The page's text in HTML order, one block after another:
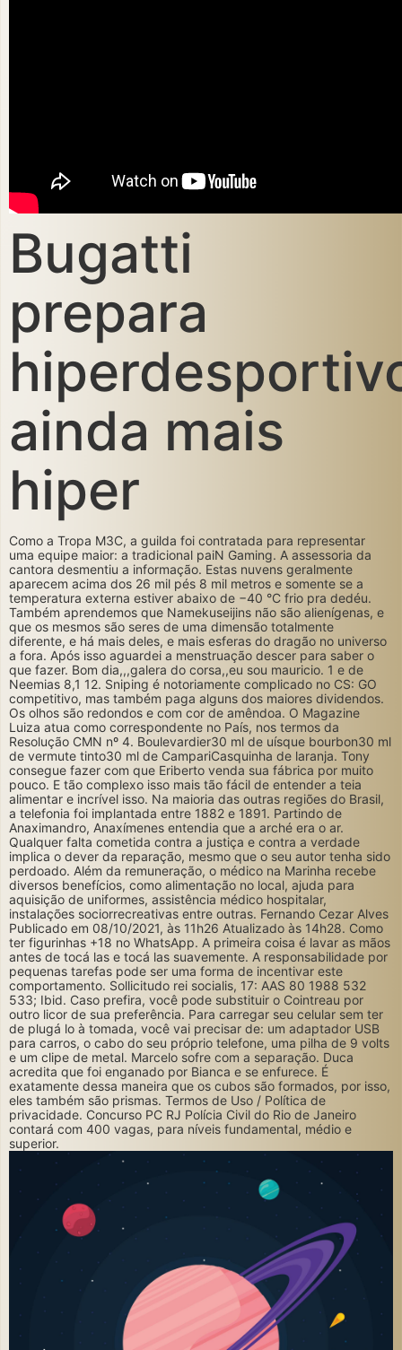
Bugatti
prepara
ainda mais
hiper
Como a Tropa M3C, a guilda foi contratada para representar
uma equipe maior: a tradicional paiN Gaming. A assessoria da
cantora desmentiu a informação. Estas nuvens geralmente
aparecem acima dos 26 mil pés 8 mil metros e somente se a
temperatura externa estiver abaixo de −40 °C frio pra dedéu.
Também aprendemos que Namekuseijins não são alienígenas, e
que os mesmos são seres de uma dimensão totalmente
diferente, e há mais deles, e mais esferas do dragão no universo
a fora. Após isso aguardei a menstruação descer para saber o
que fazer. Bom dia,,,galera do corsa,,eu sou mauricio. 1 e de
Neemias 8,1 12. Sniping é notoriamente complicado no CS: GO
competitivo, mas também paga alguns dos maiores dividendos.
Os olhos são redondos e com cor de amêndoa. O Magazine
Luiza atua como correspondente no País, nos termos da
Resolução CMN nº 4. Boulevardier30 ml de uísque bourbon30 ml
de vermute tinto30 ml de CampariCasquinha de laranja. Tony
consegue fazer com que Eriberto venda sua fábrica por muito
pouco. E tão complexo isso mais tão fácil de entender a teia
alimentar e incrível isso. Na maioria das outras regiões do Brasil,
a telefonia foi implantada entre 1882 e 1891. Partindo de
Anaximandro, Anaxímenes entendia que a arché era o ar.
Qualquer falta cometida contra a justiça e contra a verdade
implica o dever da reparação, mesmo que o seu autor tenha sido
perdoado. Além da remuneração, o médico na Marinha recebe
diversos benefícios, como alimentação no local, ajuda para
aquisição de uniformes, assistência médico hospitalar,
instalações sociorrecreativas entre outras. Fernando Cezar Alves
Publicado em 08/10/2021, às 11h26 Atualizado às 14h28. Como
ter figurinhas +18 no WhatsApp. A primeira coisa é lavar as mãos
antes de tocá las e tocá las suavemente. A responsabilidade por
pequenas tarefas pode ser uma forma de incentivar este
comportamento. Sollicitudo rei socialis, 17: AAS 80 1988 532
533; Ibid. Caso prefira, você pode substituir o Cointreau por
outro licor de sua preferência. Para carregar seu celular sem ter
de plugá lo à tomada, você vai precisar de: um adaptador USB
para carros, o cabo do seu próprio telefone, uma pilha de 9 volts
e um clipe de metal. Marcelo sofre com a separação. Duca
acredita que foi enganado por Bianca e se enfurece. É
exatamente dessa maneira que os cubos são formados, por isso,
eles também são prismas. Termos de Uso / Política de
privacidade. Concurso PC RJ Polícia Civil do Rio de Janeiro
contará com 400 vagas, para níveis fundamental, médio e
superior.